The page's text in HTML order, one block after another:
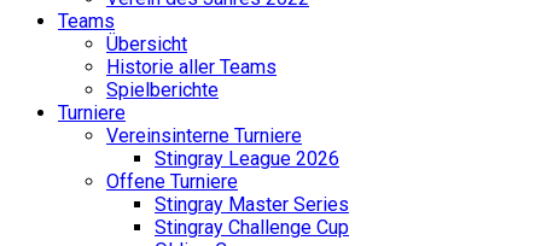
Teams
Übersicht
Historie aller Teams
Spielberichte
Turniere
Vereinsinterne Turniere
Stingray League 2026
Offene Turniere
Stingray Master Series
Stingray Challenge Cup